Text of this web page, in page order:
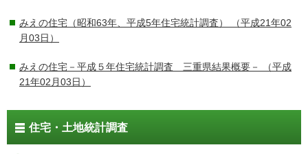
みえの住宅（昭和63年、平成5年住宅統計調査）
（平成21年02
月03日）
みえの住宅－平成５年住宅統計調査 三重県結果概要－
（平成
21年02月03日）
住宅・土地統計調査